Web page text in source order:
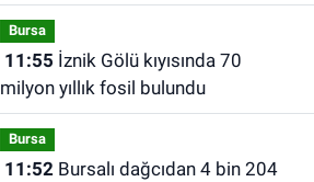
Bursa
11:55
milyon yıllık fosil bulundu
Bursa
11:52Bursalı dağcıdan 4 bin 204